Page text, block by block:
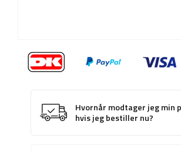
Hvornår modtager jeg min
hvis jeg bestiller nu?